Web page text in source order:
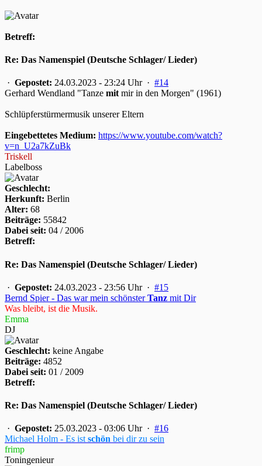
Betreff:
Re: Das Namenspiel (Deutsche Schlager/ Lieder)
· Gepostet: 24.03.2023 - 23:24 Uhr · #14
Gerhard Wendland "Tanze mit mir in den Morgen" (1961)
Schlüpferstürmermusik unserer Eltern
Eingebettetes Medium: https://www.youtube.com/watch?
v=n_U2a7kZuBk
Triskell
Labelboss
Geschlecht:
Herkunft: Berlin
Alter: 68
Beiträge: 55842
Dabei seit: 04 / 2006
Betreff:
Re: Das Namenspiel (Deutsche Schlager/ Lieder)
· Gepostet: 24.03.2023 - 23:56 Uhr · #15
Bernd Spier - Das war mein schönsterTanz mit Dir
Was bleibt, ist die Musik.
Emma
DJ
Geschlecht: keine Angabe
Beiträge: 4852
Dabei seit: 01 / 2009
Betreff:
Re: Das Namenspiel (Deutsche Schlager/ Lieder)
· Gepostet: 25.03.2023 - 03:06 Uhr · #16
Michael Holm - Es ist schön bei dir zu sein
frimp
Toningenieur